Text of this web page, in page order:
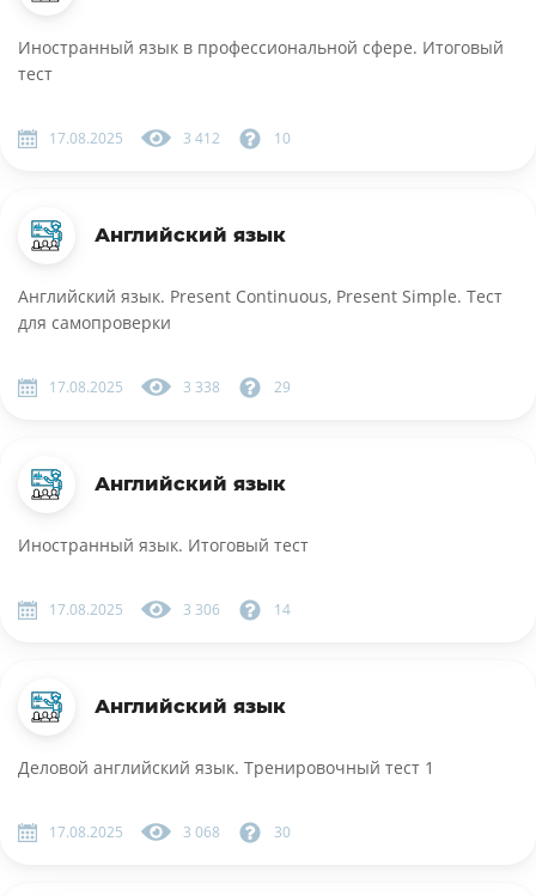
Иностранный язык в профессиональной сфере. Итоговый
тест
17.08.2025 3 412 10
Английский язык
Английский язык. Present Continuous, Present Simple. Тест
для самопроверки
17.08.2025 3 338 29
Английский язык
Иностранный язык. Итоговый тест
17.08.2025 3 306 14
Английский язык
Деловой английский язык. Тренировочный тест 1
17.08.2025 3 068 30